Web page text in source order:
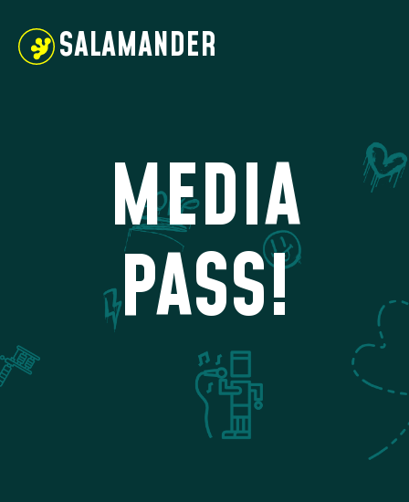
SALAMANDER
KONTAKT
MEDIA
PASS!